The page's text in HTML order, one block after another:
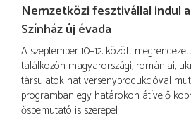
Nemzetközi fesztivállal indul
Színház új évada
A szeptember 10–12. között
találkozón magyarországi, romániai,
társulatok hat versenyprodukcióval
programban egy határokon átívelő
ősbemutató is szerepel.